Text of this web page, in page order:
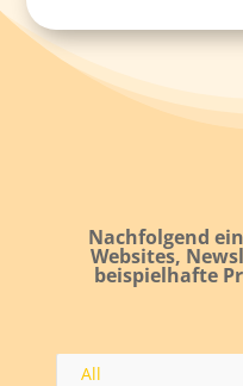
Nachfolgend
Websites,
beispielhafte
All